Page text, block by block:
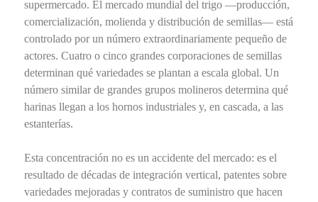
supermercado. El mercado mundial del trigo —producción,
comercialización, molienda y distribución de semillas— está
controlado por un número extraordinariamente pequeño de
actores. Cuatro o cinco grandes corporaciones de semillas
determinan qué variedades se plantan a escala global. Un
número similar de grandes grupos molineros determina qué
harinas llegan a los hornos industriales y, en cascada, a las
estanterías.
Esta concentración no es un accidente del mercado: es el
resultado de décadas de integración vertical, patentes sobre
variedades mejoradas y contratos de suministro que hacen